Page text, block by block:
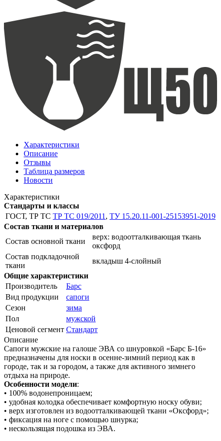
Характеристики
Описание
Отзывы
Таблица размеров
Новости
Характеристики
Стандарты и классы
ГОСТ, ТР ТС ТР ТС 019/2011 , TУ 15.20.11-001-25153951-2019
Состав ткани и материалов
Состав основной ткани
верх: водоотталкивающая ткань
оксфорд
Состав подкладочной
ткани
вкладыш 4-слойный
Общие характеристики
Производитель
Барс
Вид продукции
сапоги
Сезон
зима
Пол
мужской
Ценовой сегмент Стандарт
Описание
Сапоги мужские на галоше ЭВА со шнуровкой «Барс Б-16»
предназначены для носки в осенне-зимний период как в
городе, так и за городом, а также для активного зимнего
отдыха на природе.
Особенности модели:
• 100% водонепроницаем;
• удобная колодка обеспечивает комфортную носку обуви;
• верх изготовлен из водоотталкивающей ткани «Оксфорд»;
• фиксация на ноге с помощью шнурка;
• нескользящая подошка из ЭВА.